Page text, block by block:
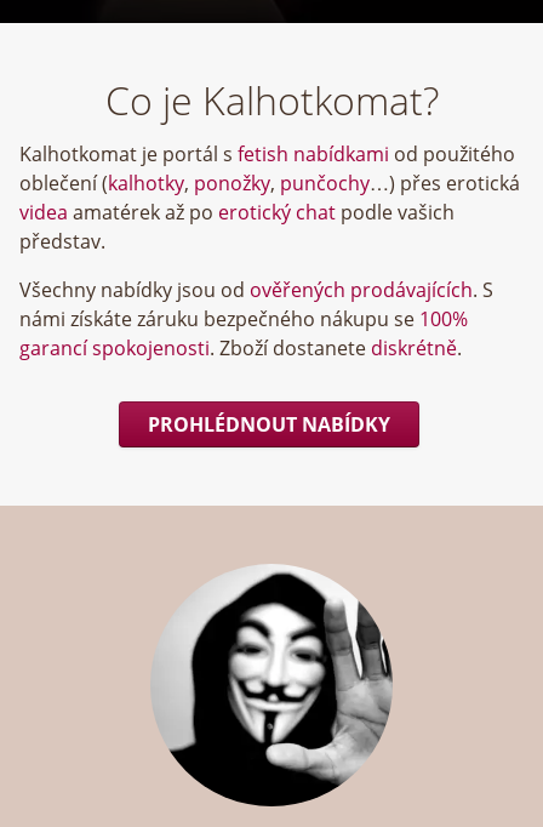
Co je Kalhotkomat?
Kalhotkomat je portál s fetish nabídkami od použitého
oblečení (kalhotky, ponožky, punčochy…) přes erotická
videa amatérek až po erotický chat podle vašich
představ.
Všechny nabídky jsou od ověřených prodávajících. S
námi získáte záruku bezpečného nákupu se 100%
garancí spokojenosti. Zboží dostanete diskrétně.
PROHLÉDNOUT NABÍDKY